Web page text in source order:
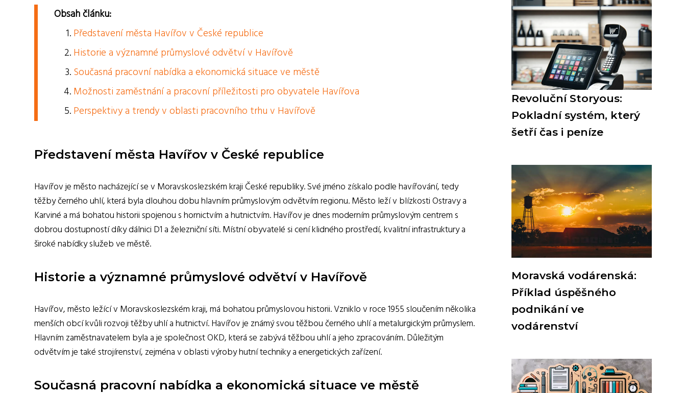
Obsah článku:
Představení města Havířov v České republice
Historie a významné průmyslové odvětví v Havířově
Současná pracovní nabídka a ekonomická situace ve městě
Možnosti zaměstnání a pracovní příležitosti pro obyvatele Havířova
Perspektivy a trendy v oblasti pracovního trhu v Havířově
Představení města Havířov v České republice
Havířov je město nacházející se v Moravskoslezském kraji České republiky. Své jméno získalo podle havířování, tedy
těžby černého uhlí, která byla dlouhou dobu hlavním průmyslovým odvětvím regionu. Město leží v blízkosti Ostravy a
Karviné a má bohatou historii spojenou s hornictvím a hutnictvím. Havířov je dnes moderním průmyslovým centrem s
dobrou dostupností díky dálnici D1 a železniční síti. Místní obyvatelé si cení klidného prostředí, kvalitní infrastruktury a
široké nabídky služeb ve městě.
Historie a významné průmyslové odvětví v Havířově
Havířov, město ležící v Moravskoslezském kraji, má bohatou průmyslovou historii. Vzniklo v roce 1955 sloučením několika
menších obcí kvůli rozvoji těžby uhlí a hutnictví. Havířov je známý svou těžbou černého uhlí a metalurgickým průmyslem.
Hlavním zaměstnavatelem byla a je společnost OKD, která se zabývá těžbou uhlí a jeho zpracováním. Důležitým
odvětvím je také strojírenství, zejména v oblasti výroby hutní techniky a energetických zařízení.
Současná pracovní nabídka a ekonomická situace ve městě
Revoluční Storyous:
Pokladní systém, který
šetří čas i peníze
Moravská vodárenská:
Příklad úspěšného
podnikání ve
vodárenství